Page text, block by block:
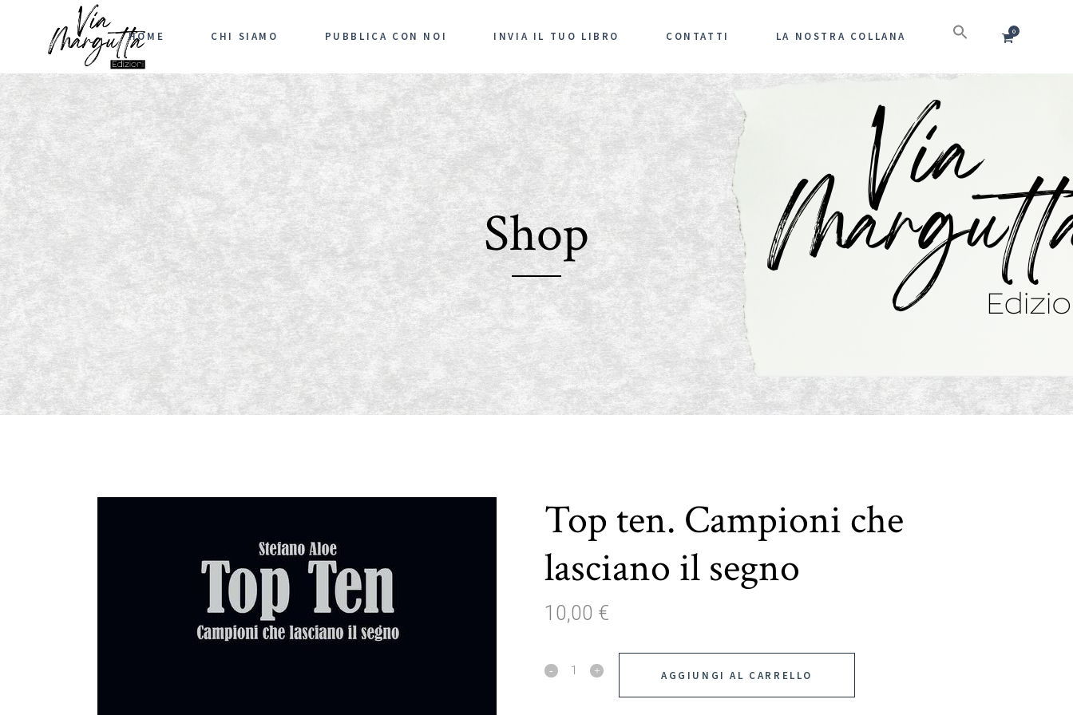
0
HOME CHI SIAMO PUBBLICA CON NOI INVIA IL TUO LIBRO CONTATTI LA NOSTRA COLLANA
Shop
Top ten. Campioni che
lasciano il segno
10,00 €
Top AGGIUNGI AL CARRELLO